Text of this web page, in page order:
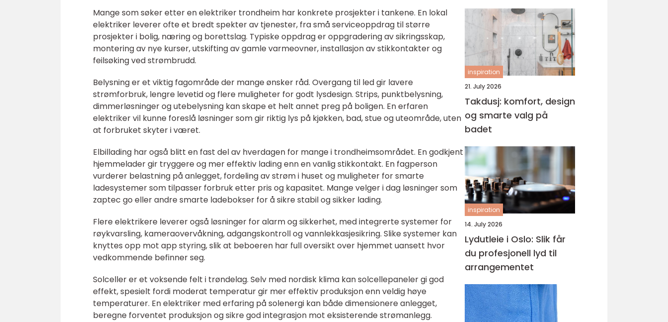
Mange som søker etter en elektriker trondheim har konkrete prosjekter i tankene. En lokal
elektriker leverer ofte et bredt spekter av tjenester, fra små serviceoppdrag til større
prosjekter i bolig, næring og borettslag. Typiske oppdrag er oppgradering av sikringsskap,
montering av nye kurser, utskifting av gamle varmeovner, installasjon av stikkontakter og
feilsøking ved strømbrudd.
Belysning er et viktig fagområde der mange ønsker råd. Overgang til led gir lavere
strømforbruk, lengre levetid og flere muligheter for godt lysdesign. Strips, punktbelysning,
dimmerløsninger og utebelysning kan skape et helt annet preg på boligen. En erfaren
elektriker vil kunne foreslå løsninger som gir riktig lys på kjøkken, bad, stue og uteområde, uten
at forbruket skyter i været.
Elbillading har også blitt en fast del av hverdagen for mange i trondheimsområdet. En godkjent
hjemmelader gir tryggere og mer effektiv lading enn en vanlig stikkontakt. En fagperson
vurderer belastning på anlegget, fordeling av strøm i huset og muligheter for smarte
ladesystemer som tilpasser forbruk etter pris og kapasitet. Mange velger i dag løsninger som
zaptec go eller andre smarte ladebokser for å sikre stabil og sikker lading.
Flere elektrikere leverer også løsninger for alarm og sikkerhet, med integrerte systemer for
røykvarsling, kameraovervåkning, adgangskontroll og vannlekkasjesikring. Slike systemer kan
knyttes opp mot app styring, slik at beboeren har full oversikt over hjemmet uansett hvor
vedkommende befinner seg.
Solceller er et voksende felt i trøndelag. Selv med nordisk klima kan solcellepaneler gi god
effekt, spesielt fordi moderat temperatur gir mer effektiv produksjon enn veldig høye
temperaturer. En elektriker med erfaring på solenergi kan både dimensionere anlegget,
beregne forventet produksjon og sikre god integrasjon mot eksisterende strømanlegg.
på økonomien
inspiration
21. July 2026
Takdusj: komfort, design
og smarte valg på
badet
inspiration
14. July 2026
Lydutleie i Oslo: Slik får
du profesjonell lyd til
arrangementet